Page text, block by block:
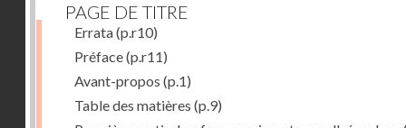
PAGE DE TITRE
Errata(p.r10)
Préface(p.r11)
Avant-propos (p.1)
Table des matières (p.9)